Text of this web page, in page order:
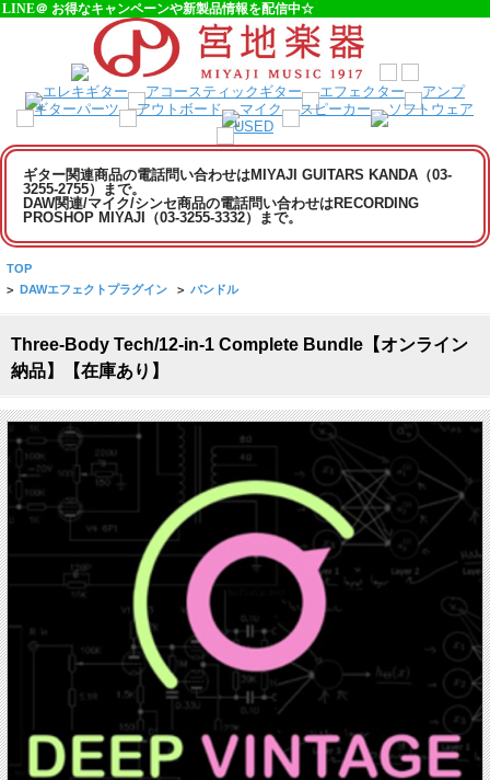
LINE＠ お得なキャンペーンや新製品情報を配信中☆
ギター関連商品の電話問い合わせはMIYAJI GUITARS KANDA（03-
3255-2755）まで。
DAW関連/マイク/シンセ商品の電話問い合わせはRECORDING
PROSHOP MIYAJI（03-3255-3332）まで。
TOP
> DAWエフェクトプラグイン > バンドル
Three-Body Tech/12-in-1 Complete Bundle【オンライン
納品】【在庫あり】